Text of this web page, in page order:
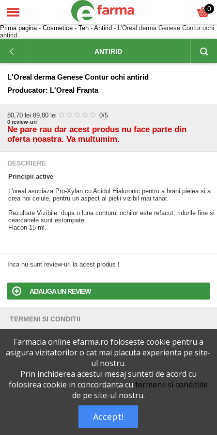
0
Prima pagina- Cosmetice - Ten - Antirid - L'Oreal derma Genese Contur ochi
antirid
ANTIRID
L'Oreal derma Genese Contur ochi antirid
Producator: L'Oreal Franta
80,70 lei 89,80 lei 0/5
0 review-uri
Ne pare rau dar acest produs nu face parte din
oferta noastra. Va multumim.
DESCRIERE
Principii active
L'oreal asociaza Pro-Xylan cu Acidul Hialuronic pentru a hrani pielea si a
crea noi celule, pentru un aspect al pielii vizibil mai tanar.
Rezultate Vizibile: dupa o luna conturul ochilor este refacut, ridurile fine si
cearcanele sunt estompate.
Flacon 15 ml.
Inca nu sunt review-uri la acest produs !
ADAUGA UN REVIEW
TERMENI SI CONDITII
POLITICA DE CONFIDENTIALITATE
0727515368
Dreptul de autor © efarma.ro - Toate Drepturile Rezervate.
Farmacia online efarma.ro foloseste cookie pentru a
asigura vizitatorilor o cat mai placuta experienta pe site-
ul nostru.
Prin inchiderea acestui mesaj sunteti de acord cu
folosirea cookie in concordanta cu termenii si conditiile
de pe site-ul nostru.
Accept!